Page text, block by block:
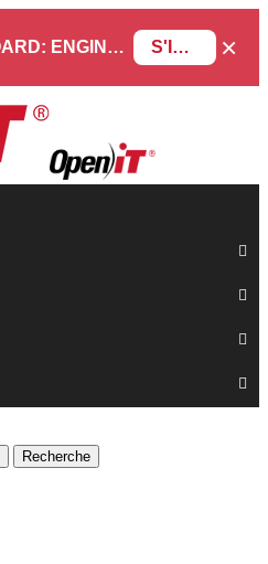
BEYOND THE DASHBOARD: ENGINEERING SOFTWARE IN SERVICENOW WEBINAR S'INSCRIRE ×